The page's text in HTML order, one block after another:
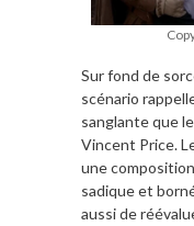
Sur fond de
scénario
sanglante que
Vincent Price.
une
sadique et
aussi de